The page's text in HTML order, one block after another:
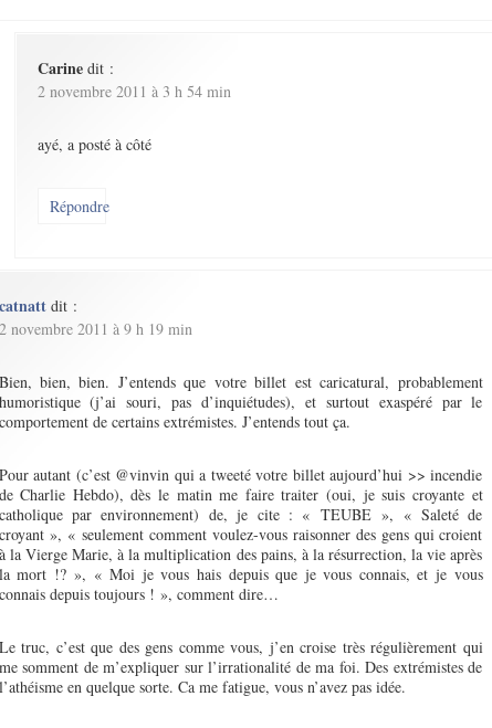
Carine dit :
2 novembre 2011 à 3 h 54 min
ayé, a posté à côté
Répondre
dit :
novembre 2011 à 9 h 19 min
bien, bien. J’entends que votre billet est caricatural, probablement
(j’ai souri, pas d’inquiétudes), et surtout exaspéré par le
de certains extrémistes. J’entends tout ça.
autant (c’est @vinvin qui a tweeté votre billet aujourd’hui >> incendie
Charlie Hebdo), dès le matin me faire traiter (oui, je suis croyante et
par environnement) de, je cite : « TEUBE », « Saleté de
», « seulement comment voulez-vous raisonner des gens qui croient
la Vierge Marie, à la multiplication des pains, à la résurrection, la vie après
mort !? », « Moi je vous hais depuis que je vous connais, et je vous
depuis toujours ! », comment dire…
truc, c’est que des gens comme vous, j’en croise très régulièrement qui
somment de m’expliquer sur l’irrationalité de ma foi. Des extrémistes de
en quelque sorte. Ca me fatigue, vous n’avez pas idée.